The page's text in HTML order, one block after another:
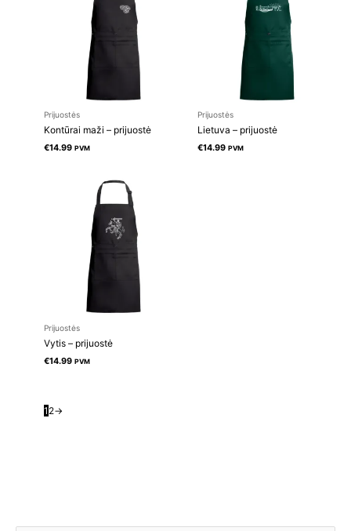
Prijuostės
Kontūrai maži – prijuostė
€14.99 PVM
Prijuostės
Lietuva – prijuostė
€14.99 PVM
Prijuostės
Vytis – prijuostė
€14.99 PVM
1 2→